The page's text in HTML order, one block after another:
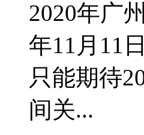
2020年广
年11月11
只能期待
间关...